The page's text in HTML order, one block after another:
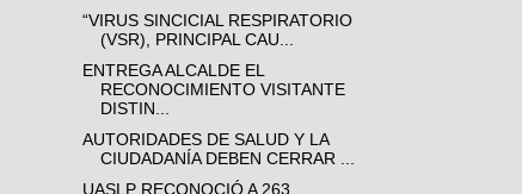
“VIRUS SINCICIAL RESPIRATORIO
(VSR), PRINCIPAL CAU...
ENTREGA ALCALDE EL
RECONOCIMIENTO VISITANTE
DISTIN...
AUTORIDADES DE SALUD Y LA
CIUDADANÍA DEBEN CERRAR ...
UASLP RECONOCIÓ A 263